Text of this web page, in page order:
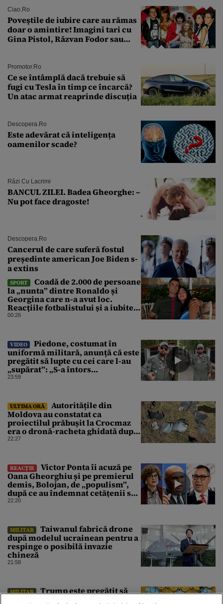
îmi salvez viața”
Ciao.ro
Poveştile de iubire care au rămas
doar o amintire! Imagini tari cu
Gina Pistol, Răzvan Fodor sau
Promotor.ro
Ce se întâmplă dacă trebuie să
fugi cu Tesla în timp ce încarcă?
Un atac armat reaprinde discuția
Descopera.ro
Este adevărat că inteligența
oamenilor scade?
Râzi Cu Lacrimi
BANCUL ZILEI. Badea Gheorghe: –
Nu pot face dragoste!
Descopera.ro
Cancerul de care suferă fostul
președinte american Joe Biden s-
a extins
SPORT
Coadă de 2.000 de persoane
la „nunta” dintre Ronaldo și
Georgina care n-a avut loc.
Reacțiile fotbalistului și a iubitei
sale pe social media
00:26
VIDEO
Piedone, costumat în
uniformă militară, anunță că este
pregătit să lupte cu cei care l-au
„supărat”: „S-a întors
boomerangul”
23:59
ULTIMA ORĂ
Autoritățile din
Moldova au constatat ca
proiectilul prăbușit la Crocmaz
era o dronă-racheta ghidată după
finalizarea primei investigații
22:27
REACȚIE
Victor Ponta îi acuză pe
Oana Gheorghiu și pe premierul
demis, Bolojan, de „populism”,
după ce au îndemnat cetățenii să
reducă consumul energetic
22:20
MILITAR
⁠Taiwanul fabrică drone
după modelul ucrainean pentru a
respinge o posibilă invazie
chineză
21:58
MILITAR
Trump este pregătit să